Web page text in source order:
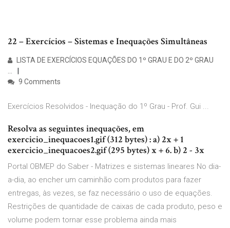
22 – Exercícios – Sistemas e Inequações Simultâneas
LISTA DE EXERCÍCIOS EQUAÇÕES DO 1º GRAU E DO 2º GRAU
...
9 Comments
Exercícios Resolvidos - Inequação do 1º Grau - Prof. Gui ...
Resolva as seguintes inequações, em
exercicio_inequacoes1.gif (312 bytes) : a) 2x + 1
exercicio_inequacoes2.gif (295 bytes) x + 6. b) 2 - 3x
Portal OBMEP do Saber - Matrizes e sistemas lineares No dia-
a-dia, ao encher um caminhão com produtos para fazer
entregas, às vezes, se faz necessário o uso de equações.
Restrições de quantidade de caixas de cada produto, peso e
volume podem tornar esse problema ainda mais